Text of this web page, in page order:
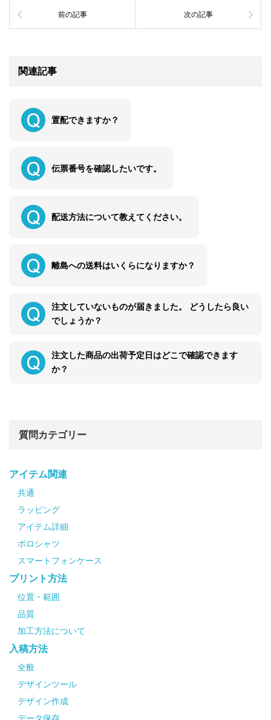
前の記事 次の記事
関連記事
置配できますか？
伝票番号を確認したいです。
配送方法について教えてください。
離島への送料はいくらになりますか？
注文していないものが届きました。 どうしたら良い
でしょうか？
注文した商品の出荷予定日はどこで確認できます
か？
質問カテゴリー
アイテム関連
共通
ラッピング
アイテム詳細
ポロシャツ
スマートフォンケース
プリント方法
位置・範囲
品質
加工方法について
入稿方法
全般
デザインツール
デザイン作成